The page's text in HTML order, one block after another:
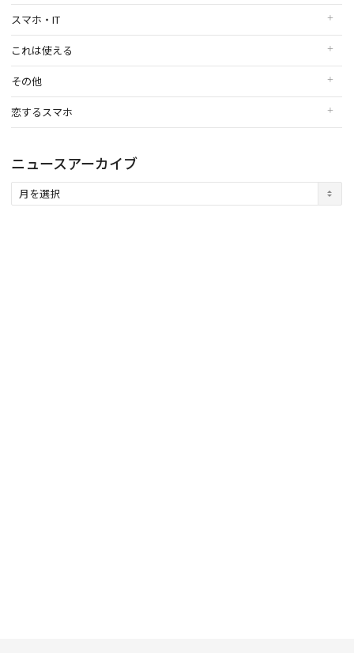
スマホ・IT
これは使える
その他
恋するスマホ
ニュースアーカイブ
ュ